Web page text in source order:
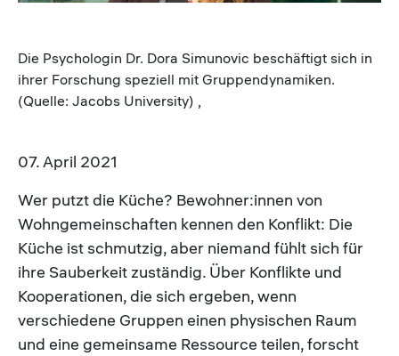
Die Psychologin Dr. Dora Simunovic beschäftigt sich in
ihrer Forschung speziell mit Gruppendynamiken.
(Quelle: Jacobs University) ,
07. April 2021
Wer putzt die Küche? Bewohner:innen von
Wohngemeinschaften kennen den Konflikt: Die
Küche ist schmutzig, aber niemand fühlt sich für
ihre Sauberkeit zuständig. Über Konflikte und
Kooperationen, die sich ergeben, wenn
verschiedene Gruppen einen physischen Raum
und eine gemeinsame Ressource teilen, forscht